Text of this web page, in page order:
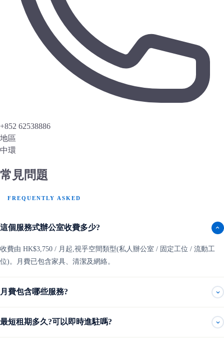
+852 62538886
地區
中環
常見問題
FREQUENTLY ASKED
這個服務式辦公室收費多少?
收費由 HK$3,750 / 月起,視乎空間類型(私人辦公室 / 固定工位 / 流動工
位)。月費已包含家具、清潔及網絡。
月費包含哪些服務?
最短租期多久?可以即時進駐嗎?